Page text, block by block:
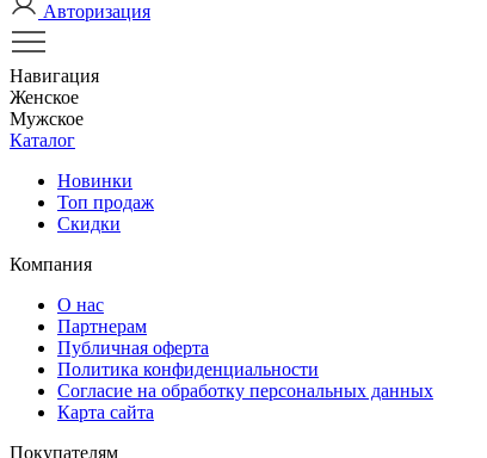
Авторизация
Навигация
Женское
Мужское
Каталог
Новинки
Топ продаж
Скидки
Компания
О нас
Партнерам
Публичная оферта
Политика конфиденциальности
Согласие на обработку персональных данных
Карта сайта
Покупателям